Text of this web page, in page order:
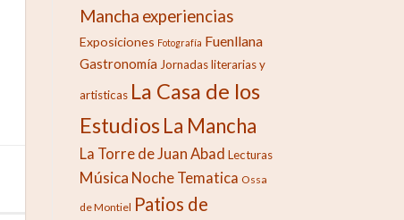
Mancha experiencias
Exposiciones Fotografía Fuenllana
Gastronomía Jornadas literarias y
artisticas La Casa de los
Estudios La Mancha
La Torre de Juan Abad Lecturas
Música Noche Tematica Ossa
de Montiel Patios de